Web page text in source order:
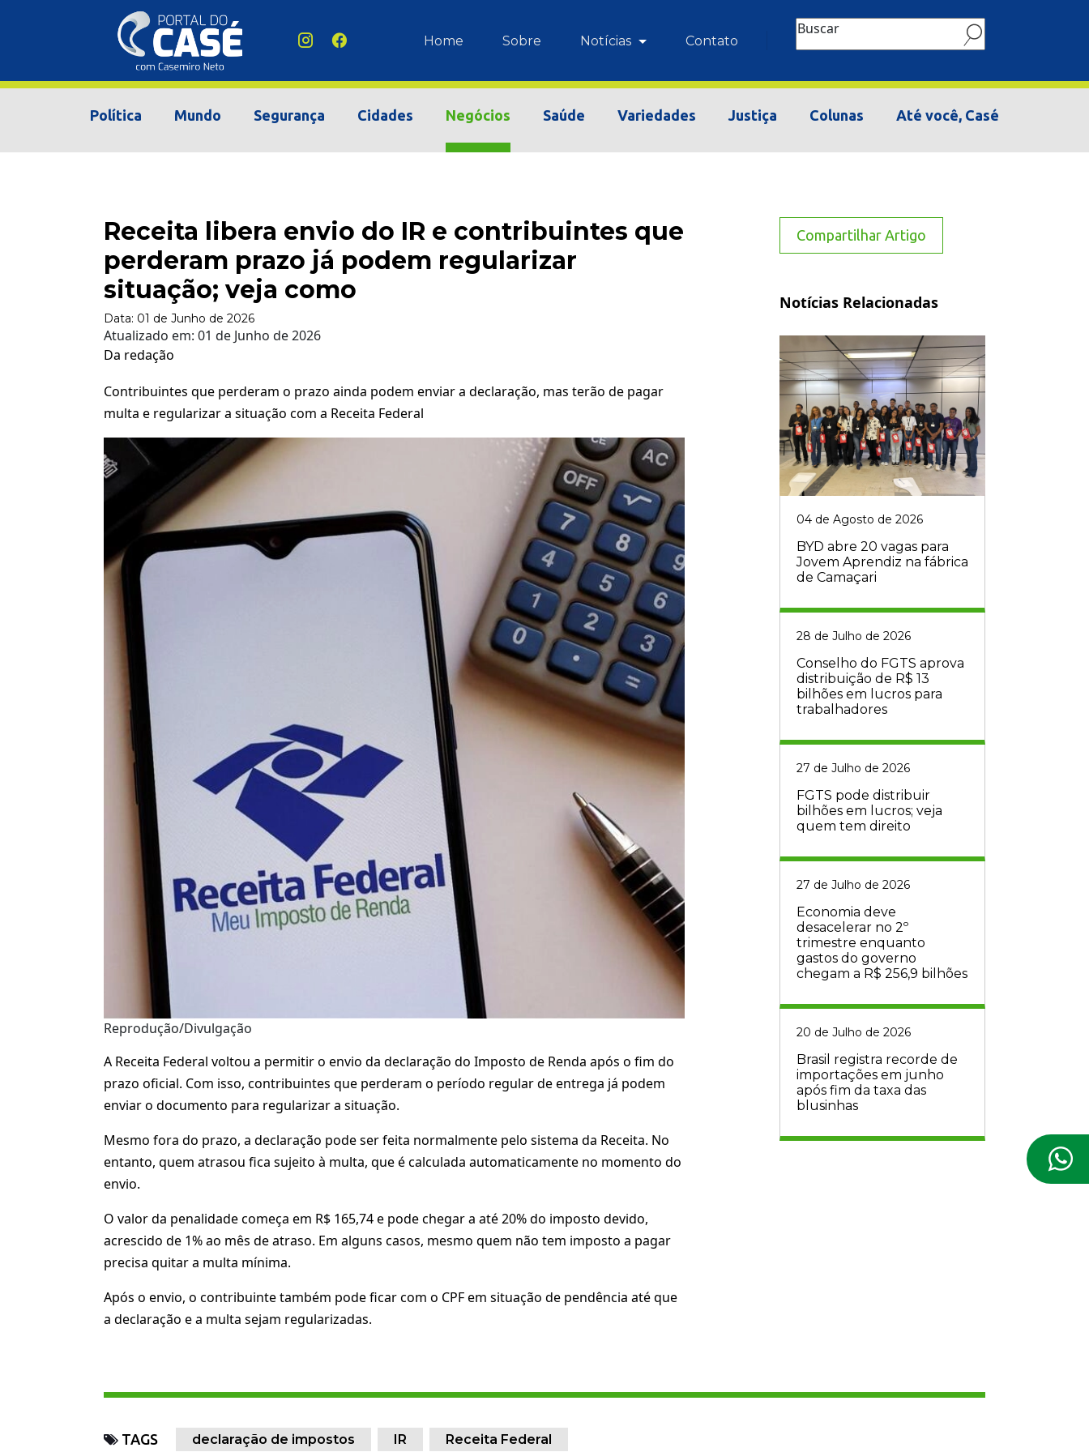
Home Sobre Notícias Contato
Buscar
Política Mundo Segurança Cidades Negócios Saúde Variedades Justiça Colunas Até você, Casé
Receita libera envio do IR e contribuintes que
perderam prazo já podem regularizar
situação; veja como
Data: 01 de Junho de 2026
Atualizado em: 01 de Junho de 2026
Da redação
Contribuintes que perderam o prazo ainda podem enviar a declaração, mas terão de pagar
multa e regularizar a situação com a Receita Federal
Reprodução/Divulgação
A Receita Federal voltou a permitir o envio da declaração do Imposto de Renda após o fim do
prazo oficial. Com isso, contribuintes que perderam o período regular de entrega já podem
enviar o documento para regularizar a situação.
Mesmo fora do prazo, a declaração pode ser feita normalmente pelo sistema da Receita. No
entanto, quem atrasou fica sujeito à multa, que é calculada automaticamente no momento do
envio.
O valor da penalidade começa em R$ 165,74 e pode chegar a até 20% do imposto devido,
acrescido de 1% ao mês de atraso. Em alguns casos, mesmo quem não tem imposto a pagar
precisa quitar a multa mínima.
Após o envio, o contribuinte também pode ficar com o CPF em situação de pendência até que
a declaração e a multa sejam regularizadas.
Compartilhar Artigo
Notícias Relacionadas
04 de Agosto de 2026
BYD abre 20 vagas para
Jovem Aprendiz na fábrica
de Camaçari
28 de Julho de 2026
Conselho do FGTS aprova
distribuição de R$ 13
bilhões em lucros para
trabalhadores
27 de Julho de 2026
FGTS pode distribuir
bilhões em lucros; veja
quem tem direito
27 de Julho de 2026
Economia deve
desacelerar no 2º
trimestre enquanto
gastos do governo
chegam a R$ 256,9 bilhões
20 de Julho de 2026
Brasil registra recorde de
importações em junho
após fim da taxa das
blusinhas
TAGS declaração de impostos IR Receita Federal